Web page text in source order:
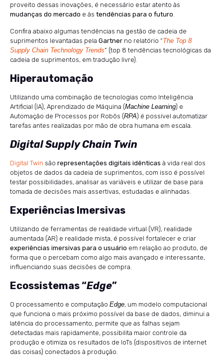
proveito dessas inovações, é necessário estar atento às
mudanças do mercado e às tendências para o futuro.
Confira abaixo algumas tendências na gestão de cadeia de
suprimentos levantadas pela Gartner no relatório “The Top 8
Supply Chain Technology Trends” (top 8 tendências tecnológicas da
cadeia de suprimentos, em tradução livre).
Hiperautomação
Utilizando uma combinação de tecnologias como Inteligência
Artificial (IA), Aprendizado de Máquina (Machine Learning) e
Automação de Processos por Robôs (RPA) é possível automatizar
tarefas antes realizadas por mão de obra humana em escala.
Digital Supply Chain Twin
Digital Twin são representações digitais idênticas à vida real dos
objetos de dados da cadeia de suprimentos, com isso é possível
testar possibilidades, analisar as variáveis e utilizar de base para
tomada de decisões mais assertivas, estudadas e alinhadas.
Experiências Imersivas
Utilizando de ferramentas de realidade virtual (VR), realidade
aumentada (AR) e realidade mista, é possível fortalecer e criar
experiências imersivas para o usuário em relação ao produto, de
forma que o percebam como algo mais avançado e interessante,
influenciando suas decisões de compra.
Ecossistemas “Edge”
O processamento e computação Edge, um modelo computacional
que funciona o mais próximo possível da base de dados, diminui a
latência do processamento, permite que as falhas sejam
detectadas mais rapidamente, possibilita maior controle da
produção e otimiza os resultados de IoTs (dispositivos de internet
das coisas) conectados à produção.